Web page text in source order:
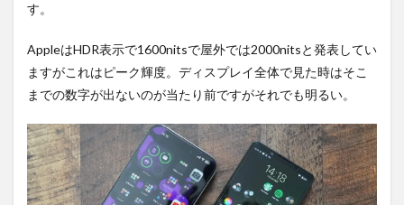
す。
AppleはHDR表示で1600nitsで屋外では2000nitsと発表してい
ますがこれはピーク輝度。ディスプレイ全体で見た時はそこ
までの数字が出ないのが当たり前ですがそれでも明るい。